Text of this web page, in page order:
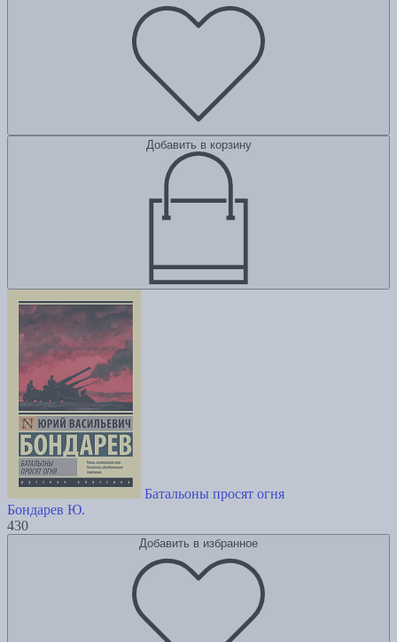
Добавить в корзину
Батальоны просят огня
Бондарев Ю.
430
Добавить в избранное